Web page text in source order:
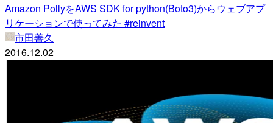
Amazon PollyをAWS SDK for python(Boto3)からウェブアプ
リケーションで使ってみた #reinvent
市田善久
2016.12.02